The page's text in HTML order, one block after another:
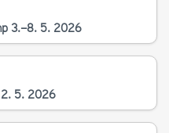
3.–8. 5. 2026
5. 2026